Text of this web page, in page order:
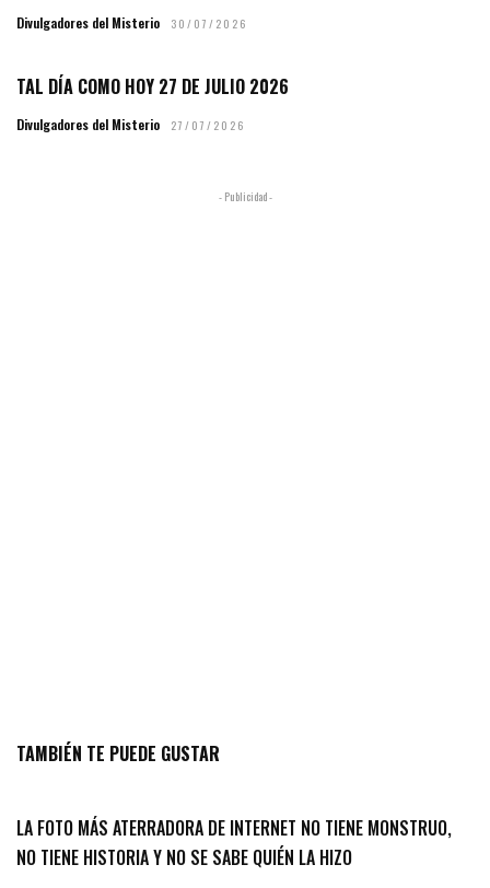
Divulgadores del Misterio 30/07/2026
TAL DÍA COMO HOY 27 DE JULIO 2026
Divulgadores del Misterio 27/07/2026
- Publicidad -
TAMBIÉN TE PUEDE GUSTAR
LA FOTO MÁS ATERRADORA DE INTERNET NO TIENE MONSTRUO,
NO TIENE HISTORIA Y NO SE SABE QUIÉN LA HIZO